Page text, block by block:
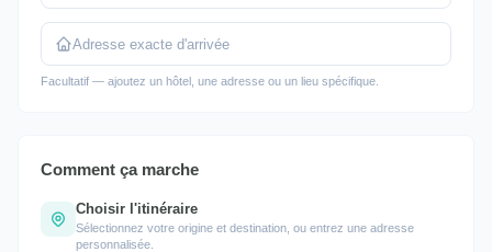
Facultatif — ajoutez un hôtel, une adresse ou un lieu spécifique.
Comment ça marche
Choisir l'itinéraire
Sélectionnez votre origine et destination, ou entrez une adresse
personnalisée.